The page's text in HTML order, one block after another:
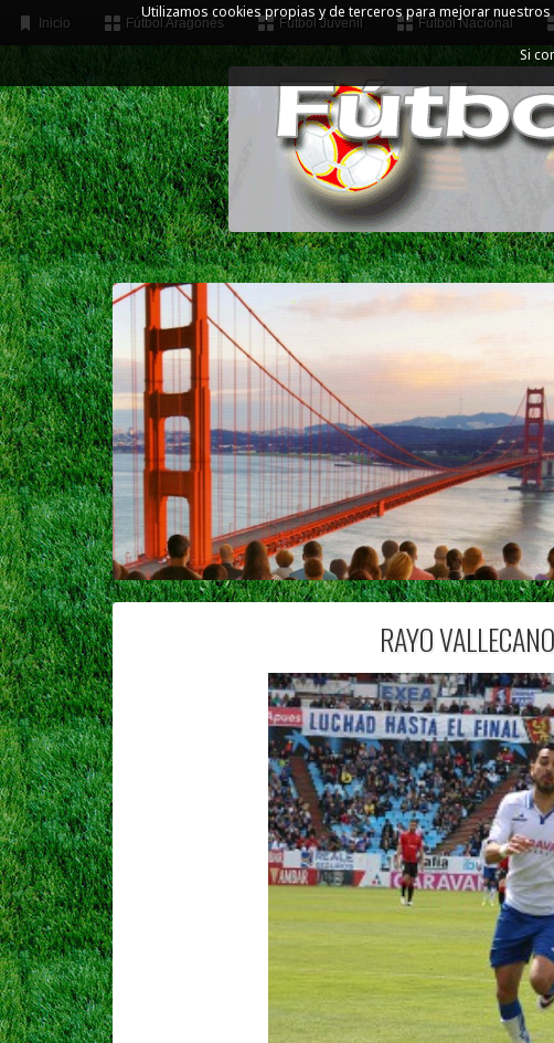
Utilizamos cookies propias y de terceros para mejorar
Si
Inicio Fútbol Aragonés Fútbol Juvenil Fútbol Nacional
RAYO